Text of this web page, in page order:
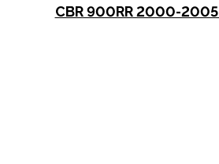
CBR 900RR 2000-2005